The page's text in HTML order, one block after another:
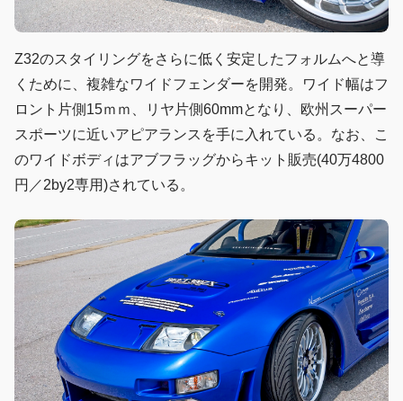
Z32のスタイリングをさらに低く安定したフォルムへと導
くために、複雑なワイドフェンダーを開発。ワイド幅はフ
ロント片側15ｍｍ、リヤ片側60mmとなり、欧州スーパー
スポーツに近いアピアランスを手に入れている。なお、こ
のワイドボディはアブフラッグからキット販売(40万4800
円／2by2専用)されている。